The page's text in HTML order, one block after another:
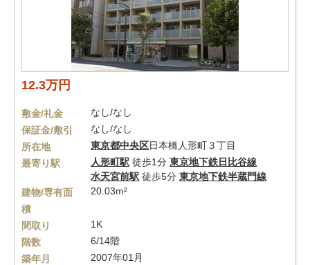
12.3万円
敷金/礼金
なし/なし
保証金/敷引
なし/なし
所在地
東京都中央区日本橋人形町３丁目
最寄り駅
人形町駅 徒歩1分 東京地下鉄日比谷線
水天宮前駅 徒歩5分 東京地下鉄半蔵門線
建物/専有面
積
20.03m²
間取り
1K
階数
6/14階
築年月
2007年01月